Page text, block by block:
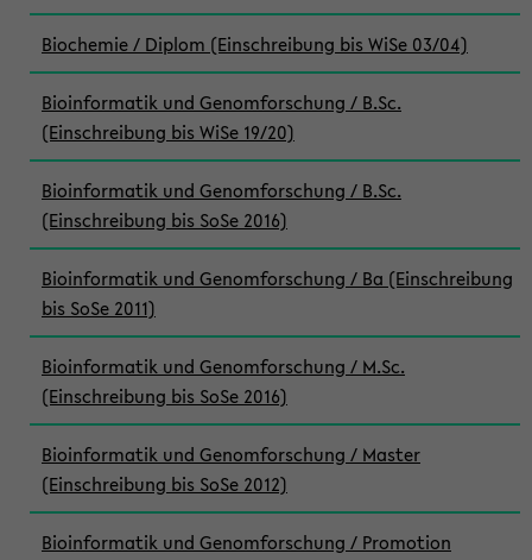
Biochemie / Diplom (Einschreibung bis WiSe 03/04)
Bioinformatik und Genomforschung / B.Sc.
(Einschreibung bis WiSe 19/20)
Bioinformatik und Genomforschung / B.Sc.
(Einschreibung bis SoSe 2016)
Bioinformatik und Genomforschung / Ba (Einschreibung
bis SoSe 2011)
Bioinformatik und Genomforschung / M.Sc.
(Einschreibung bis SoSe 2016)
Bioinformatik und Genomforschung / Master
(Einschreibung bis SoSe 2012)
Bioinformatik und Genomforschung / Promotion